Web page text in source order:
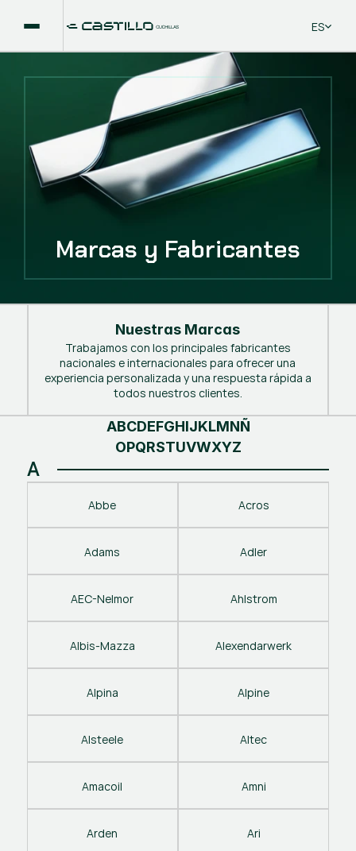
Select
ES
Nuestras Marcas
Trabajamos con los principales fabricantes
nacionales e internacionales para ofrecer una
experiencia personalizada y una respuesta rápida a
todos nuestros clientes.
A
Abbe Acros
Adams Adler
AEC-Nelmor Ahlstrom
Albis-Mazza Alexendarwerk
Alpina Alpine
Alsteele Altec
Amacoil Amni
Arden Ari
ABCDEFGHIJKLMNÑ
OPQRSTUVWXYZ
Marcas y Fabricantes